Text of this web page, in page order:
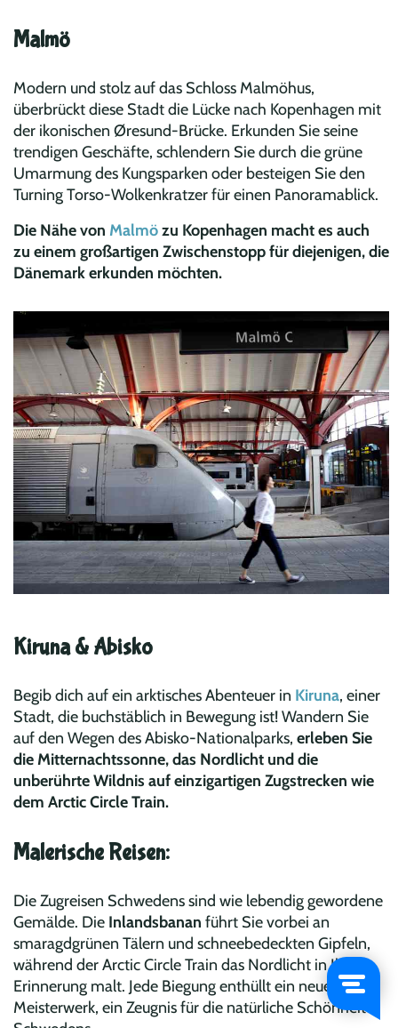
Malmö
Modern und stolz auf das Schloss Malmöhus,
überbrückt diese Stadt die Lücke nach Kopenhagen mit
der ikonischen Øresund-Brücke. Erkunden Sie seine
trendigen Geschäfte, schlendern Sie durch die grüne
Umarmung des Kungsparken oder besteigen Sie den
Turning Torso-Wolkenkratzer für einen Panoramablick.
Die Nähe von Malmözu Kopenhagen macht es auch
zu einem großartigen Zwischenstopp für diejenigen, die
Dänemark erkunden möchten.
Kiruna & Abisko
Begib dich auf ein arktisches Abenteuer in Kiruna, einer
Stadt, die buchstäblich in Bewegung ist! Wandern Sie
auf den Wegen des Abisko-Nationalparks, erleben Sie
die Mitternachtssonne, das Nordlicht und die
unberührte Wildnis auf einzigartigen Zugstrecken wie
dem Arctic Circle Train.
Malerische Reisen:
Die Zugreisen Schwedens sind wie lebendig gewordene
Gemälde. Die Inlandsbanan führt Sie vorbei an
smaragdgrünen Tälern und schneebedeckten Gipfeln,
während der Arctic Circle Train das Nordlicht in Ihre
Erinnerung malt. Jede Biegung enthüllt ein neues
Meisterwerk, ein Zeugnis für die natürliche Schönheit